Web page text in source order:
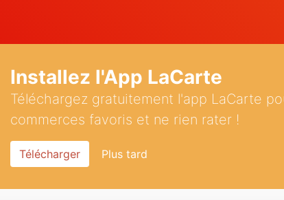
Installez l'App LaCarte
Téléchargez gratuitement l'app LaCarte
commerces favoris et ne rien rater !
Télécharger Plus tard